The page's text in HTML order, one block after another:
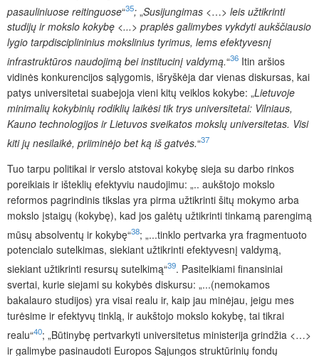
pasauliniuose reitinguose“35; „Susijungimas <…> leis užtikrinti
studijų ir mokslo kokybę <...> praplės galimybes vykdyti aukščiausio
lygio tarpdisciplininius mokslinius tyrimus, lems efektyvesnį
infrastruktūros naudojimą bei institucinį valdymą.“36 Itin aršios
vidinės konkurencijos sąlygomis, išryškėja dar vienas diskursas, kai
patys universitetai suabejoja vieni kitų veiklos kokybe: „Lietuvoje
minimalių kokybinių rodiklių laikėsi tik trys universitetai: Vilniaus,
Kauno technologijos ir Lietuvos sveikatos mokslų universitetas. Visi
kiti jų nesilaikė, priiminėjo bet ką iš gatvės.“37
Tuo tarpu politikai ir verslo atstovai kokybę sieja su darbo rinkos
poreikiais ir išteklių efektyviu naudojimu: „.. aukštojo mokslo
reformos pagrindinis tikslas yra pirma užtikrinti šitų mokymo arba
mokslo įstaigų (kokybę), kad jos galėtų užtikrinti tinkamą parengimą
mūsų absolventų ir kokybę“38; „...tinklo pertvarka yra fragmentuoto
potencialo sutelkimas, siekiant užtikrinti efektyvesnį valdymą,
siekiant užtikrinti resursų sutelkimą“39. Pasitelkiami finansiniai
svertai, kurie siejami su kokybės diskursu: „...(nemokamos
bakalauro studijos) yra visai realu ir, kaip jau minėjau, jeigu mes
turėsime ir efektyvų tinklą, ir aukštojo mokslo kokybę, tai tikrai
realu“40; „Būtinybę pertvarkyti universitetus ministerija grindžia <…>
ir galimybe pasinaudoti Europos Sąjungos struktūrinių fondų